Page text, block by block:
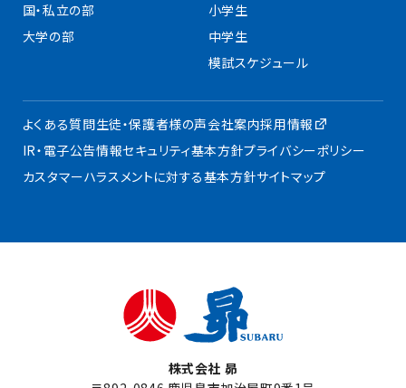
国・私立の部
大学の部
小学生
中学生
模試スケジュール
よくある質問生徒・保護者様の声会社案内採用情報
IR・電子公告情報セキュリティ基本方針プライバシーポリシー
カスタマーハラスメントに対する基本方針サイトマップ
株式会社 昴